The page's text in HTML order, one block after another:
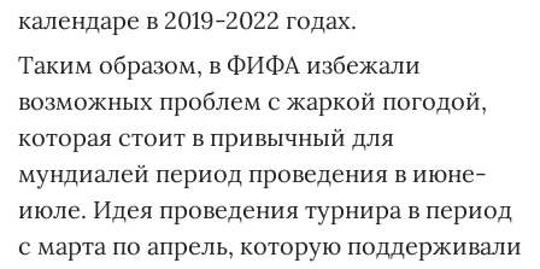
календаре в 2019-2022 годах.
Таким образом, в ФИФА избежали
возможных проблем с жаркой погодой,
которая стоит в привычный для
мундиалей период проведения в июне-
июле. Идея проведения турнира в период
с марта по апрель, которую поддерживали